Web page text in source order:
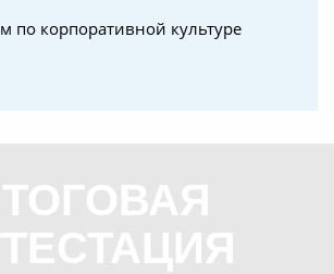
по корпоративной культуре